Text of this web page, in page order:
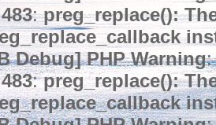
483:preg_replace():
Debug] PHP Warning:
483:preg_replace():